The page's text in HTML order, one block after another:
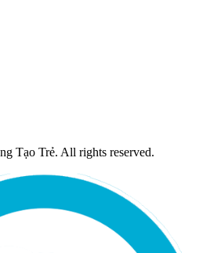
Tạo Trẻ. All rights reserved.